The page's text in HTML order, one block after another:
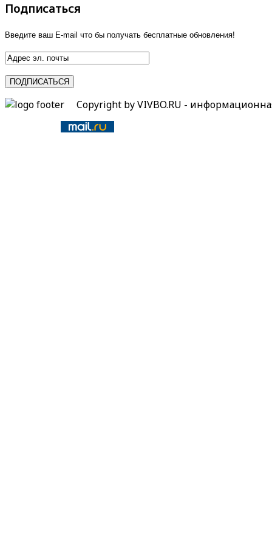
Подписаться
Введите ваш E-mail что бы получать бесплатные обновления!
Copyright by VIVBO.RU -